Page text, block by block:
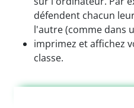
défendent chacun
l'autre (comme dans
imprimez et affichez
classe.